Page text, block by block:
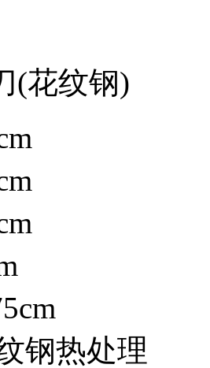
(花纹钢)
钢热处理